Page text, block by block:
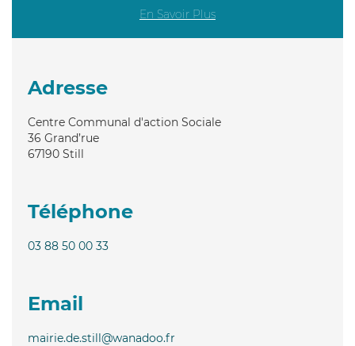
En Savoir Plus
Adresse
Centre Communal d'action Sociale
36 Grand’rue
67190 Still
Téléphone
03 88 50 00 33
Email
mairie.de.still@wanadoo.fr